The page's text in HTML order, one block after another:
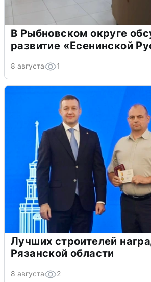
В Рыбновском округе
развитие «Есенинской
8 августа 1
Лучших строителей
Рязанской области
8 августа 2